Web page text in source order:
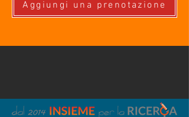
Aggiungi una prenotazione